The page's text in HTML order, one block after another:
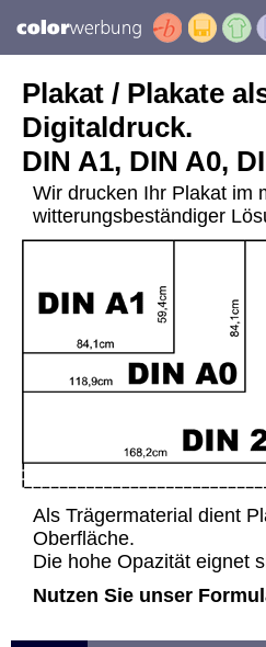
Plakat / Plakate
Digitaldruck.
DIN A1, DIN A0,
Wir drucken Ihr Plakat im
witterungsbeständiger
Als Trägermaterial dient
Oberfläche.
Die hohe Opazität eignet
Nutzen Sie unser